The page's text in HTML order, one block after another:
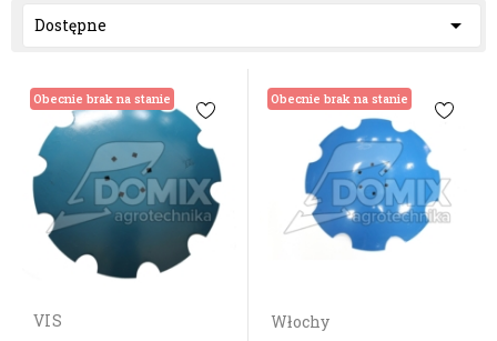
Dostępne 
Obecnie brak na stanie
VIS
Obecnie brak na stanie
Włochy